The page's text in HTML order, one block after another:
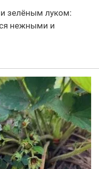
зелёным луком:
нежными и